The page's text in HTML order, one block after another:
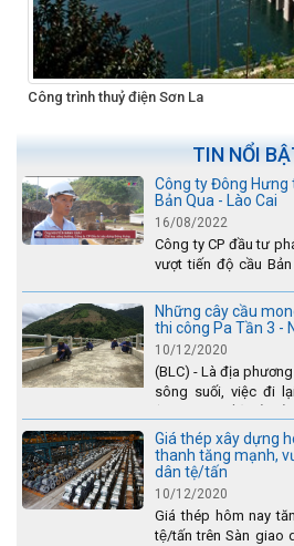
Công trình thuỷ điện Sơn La
TIN NỔI
Công ty Đông Hưng
Bản Qua - Lào Cai
16/08/2022
Công ty CP đầu tư
vượt tiến độ cầu
Lào Cai.
Những cây cầu
thi công Pa Tần 3 -
10/12/2020
(BLC) - Là địa
sông suối, việc đi
lũ....
Giá thép xây dựng
thanh tăng mạnh,
dân tệ/tấn
10/12/2020
Giá thép hôm nay
tệ/tấn trên Sàn giao